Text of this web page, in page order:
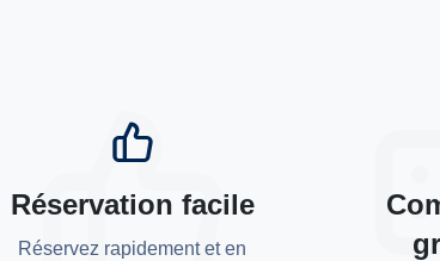
Réservation facile
Réservez rapidement et en